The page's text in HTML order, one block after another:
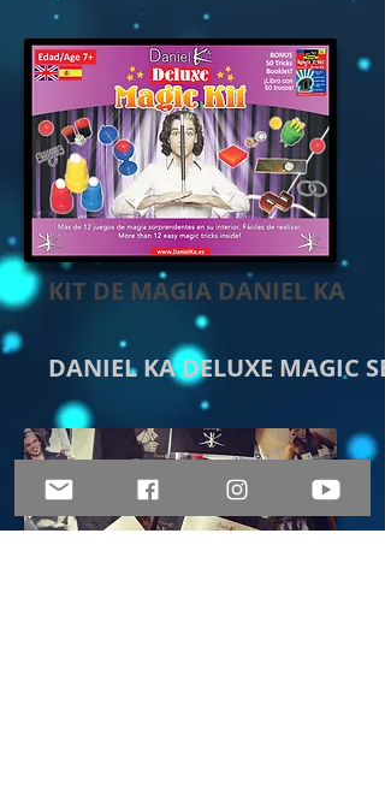
KIT DE MAGIA DANIEL KA
DANIEL KA DELUXE MAGIC